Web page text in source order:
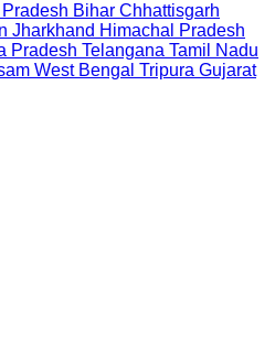
Bihar Chhattisgarh
Jharkhand Himachal Pradesh
Pradesh Telangana Tamil Nadu
West Bengal Tripura Gujarat